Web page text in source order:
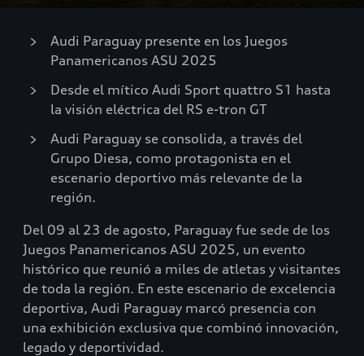
Audi Paraguay presente en los Juegos
Panamericanos ASU 2025
Desde el mítico Audi Sport quattro S1 hasta
la visión eléctrica del RS e-tron GT
Audi Paraguay se consolida, a través del
Grupo Diesa, como protagonista en el
escenario deportivo más relevante de la
región.
Del 09 al 23 de agosto, Paraguay fue sede de los
Juegos Panamericanos ASU 2025, un evento
histórico que reunió a miles de atletas y visitantes
de toda la región. En este escenario de excelencia
deportiva, Audi Paraguay marcó presencia con
una exhibición exclusiva que combinó innovación,
legado y deportividad.